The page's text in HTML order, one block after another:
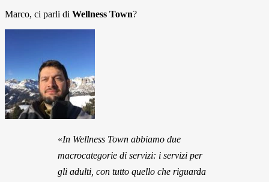
Marco, ci parli di Wellness Town?
«In Wellness Town abbiamo due
macrocategorie di servizi: i servizi per
gli adulti, con tutto quello che riguarda